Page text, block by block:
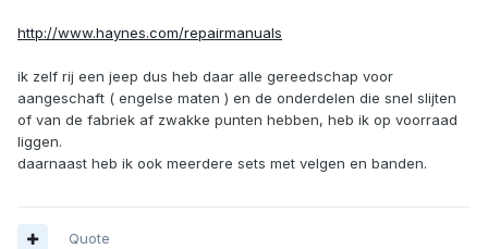
http://www.haynes.com/repairmanuals
ik zelf rij een jeep dus heb daar alle gereedschap voor
aangeschaft ( engelse maten ) en de onderdelen die snel slijten
of van de fabriek af zwakke punten hebben, heb ik op voorraad
liggen.
daarnaast heb ik ook meerdere sets met velgen en banden.
Quote